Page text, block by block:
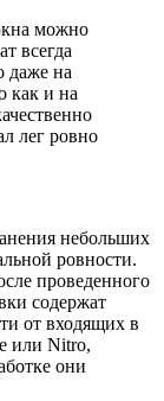
можно
всегда
даже на
как и на
лег ровно
небольших
ровности.
проведенного
содержат
от входящих в
или Nitro,
они